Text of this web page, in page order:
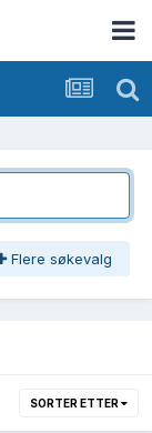
Flere søkevalg
SORTER ETTER